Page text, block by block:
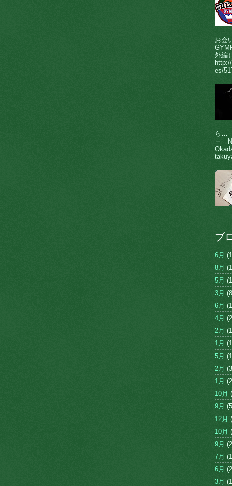
お会
外編
es/
ら…
＋
ブ
6月
8月
5月
3月
6月
4月
2月
1月
5月
2月
1月
10月
9月
12月
10月
9月
7月
6月
3月